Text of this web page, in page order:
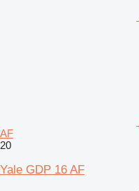
AF
20
Yale GDP 16 AF